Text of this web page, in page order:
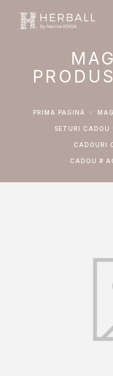
PRIMA PAGINĂ
SETURI
CADOU #